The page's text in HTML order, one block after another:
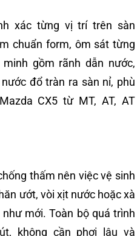
xác từng vị trí trên sàn
chuẩn form, ôm sát từng
gồm rãnh dẫn nước,
đổ tràn ra sàn nỉ, phù
CX5 từ MT, AT, AT
thấm nên việc vệ sinh
ướt, vòi xịt nước hoặc xà
mới. Toàn bộ quá trình
không cần phơi lâu và